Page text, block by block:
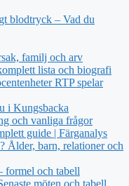
blodtryck – Vad du
familj och arv
lista och biografi
RTP spelar
i Kungsbacka
och vanliga frågor
guide | Färganalys
Ålder, barn, relationer och
formel och tabell
möten och tabell